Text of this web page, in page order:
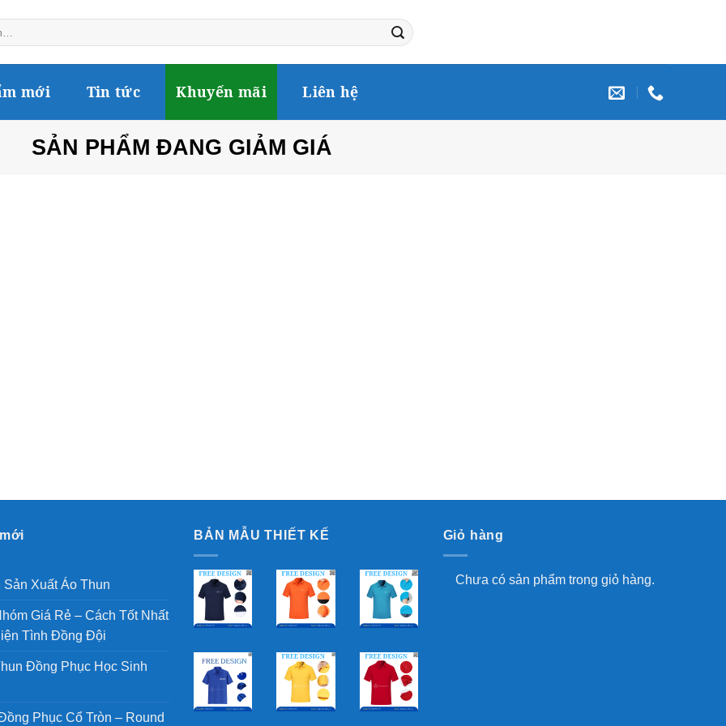
mới Tin tức Khuyến mãi Liên hệ
SẢN PHẨM ĐANG GIẢM GIÁ
Sản Xuất Áo Thun
Giá Rẻ – Cách Tốt Nhất
Tình Đồng Đội
Đồng Phục Học Sinh
Phục Cổ Tròn – Round
BẢN MẪU THIẾT KẾ Giỏ hàng
Chưa có sản phẩm trong giỏ hàng.